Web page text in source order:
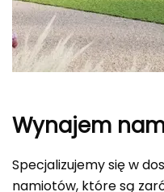
Wynajem
Specjalizujemy się w
namiotów, które są